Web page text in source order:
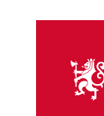
stortinget